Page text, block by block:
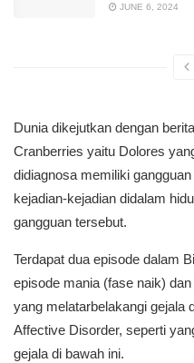
JUNE 6, 2024
Dunia dikejutkan dengan
Cranberries yaitu Dolores
didiagnosa memiliki
kejadian-kejadian didalam
gangguan tersebut.
Terdapat dua episode dalam
episode mania (fase naik)
yang melatarbelakangi gejala
Affective Disorder, seperti
gejala di bawah ini.